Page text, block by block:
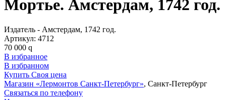
Мортье. Амстердам, 1742 год.
Издатель - Амстердам, 1742 год.
Артикул: 4712
70 000 q
В избранное
В избранном
Купить Своя цена
Магазин «Лермонтов Санкт-Петербург», Санкт-Петербург
Связаться по телефону